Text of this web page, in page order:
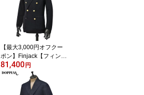
MALIA 010 スエード ハ
ラコ トリュフブラウン
レオパード
【最大3,000円オフクー
ポン】Finjack【フィンジ
ャック】ダブルニットジ
ャケット FGD2 G FULL
MILANO C BLU ミラノリ
ブコットン ネイビー
81,400円